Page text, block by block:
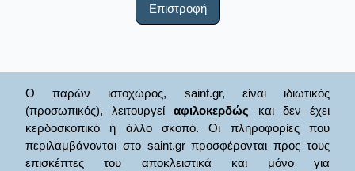
Επιστροφή
Ο παρών ιστοχώρος, saint.gr, είναι ιδιωτικός
(προσωπικός), λειτουργείαφιλοκερδώς και δεν έχει
κερδοσκοπικό ή άλλο σκοπό. Οι πληροφορίες που
περιλαμβάνονται στο saint.gr προσφέρονται προς τους
επισκέπτες του αποκλειστικά και μόνο για